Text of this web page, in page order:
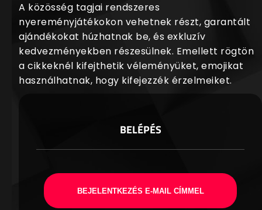
A közösség tagjai rendszeres
nyereményjátékokon vehetnek részt, garantált
ajándékokat húzhatnak be, és exkluzív
kedvezményekben részesülnek. Emellett rögtön
a cikkeknél kifejthetik véleményüket, emojikat
használhatnak, hogy kifejezzék érzelmeiket.
BELÉPÉS
BEJELENTKEZÉS E-MAIL CÍMMEL